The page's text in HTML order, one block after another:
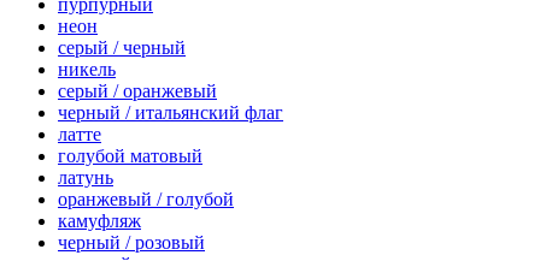
пурпурный
неон
серый / черный
никель
серый / оранжевый
черный / итальянский флаг
латте
голубой матовый
латунь
оранжевый / голубой
камуфляж
черный / розовый